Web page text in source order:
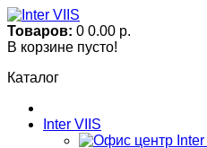
Товаров: 0 0.00 р.
В корзине пусто!
Каталог
Inter VIIS